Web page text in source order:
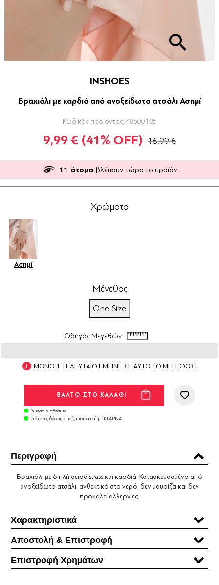
INSHOES
Βραχιόλι με καρδιά από ανοξείδωτο ατσάλι Ασημί
Κωδικός προϊόντος: 48500185
9,99 € (41% OFF) 16,99 €
11 άτομα βλέπουν τώρα το προϊόν
Χρώματα
Ασημί
Μέγεθος
One Size
Οδηγός Μεγεθών
ΜΟΝΟ 1 ΤΕΛΕΥΤΑΙΟ ΕΜΕΙΝΕ ΣΕ ΑΥΤΟ ΤΟ ΜΕΓΕΘΟΣ!
Άμεσα Διαθέσιμο
3 άτοκες δόσεις χωρίς πιστωτική με KLARNA
Περιγραφή
Βραχιόλι με διπλή σειρά strass και καρδιά. Κατασκευασμένο από
ανοξείδωτο ατσάλι, ανθεκτικό στο νερό, δεν μαυρίζει και δεν
προκαλεί αλλεργίες.
Χαρακτηριστικά
Αποστολή & Επιστροφή
Επιστροφή Χρηµάτων